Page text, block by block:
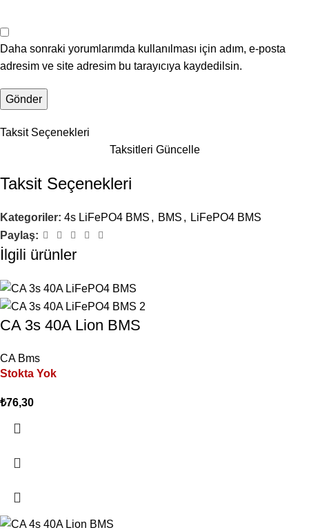
Daha sonraki yorumlarımda kullanılması için adım, e-posta
adresim ve site adresim bu tarayıcıya kaydedilsin.
Taksit Seçenekleri
Taksitleri Güncelle
Taksit Seçenekleri
Kategoriler: 4s LiFePO4 BMS , BMS , LiFePO4 BMS
Paylaş:
İlgili ürünler
CA 3s 40A Lion BMS
CA Bms
Stokta Yok
₺76,30